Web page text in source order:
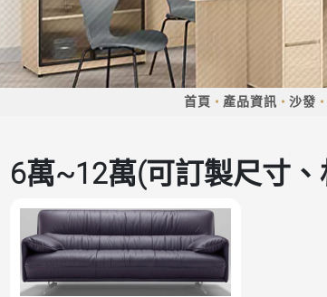
首頁 產品資訊 沙發
6萬~12萬(可訂製尺寸